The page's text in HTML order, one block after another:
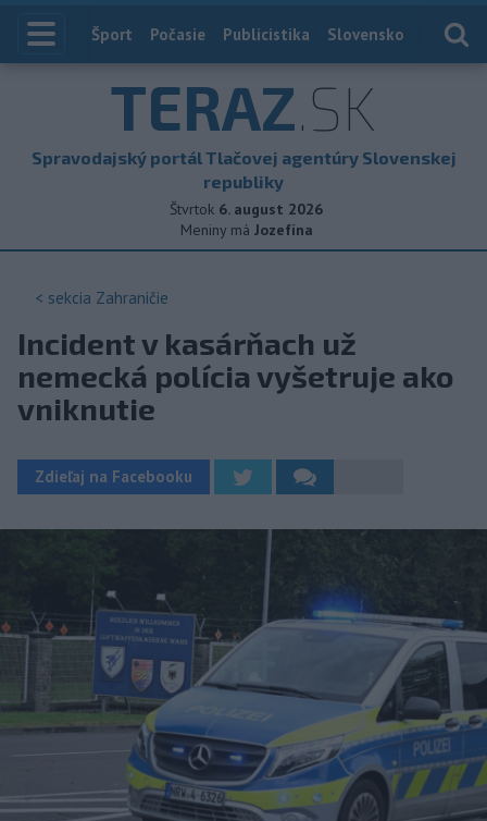
Index
Šport Počasie Publicistika Slovensko
TERAZ.SK
Spravodajský portál Tlačovej agentúry Slovenskej
republiky
Štvrtok 6. august 2026
Meniny má Jozefína
< sekcia Zahraničie
Incident v kasárňach už
nemecká polícia vyšetruje ako
vniknutie
Zdieľaj na Facebooku